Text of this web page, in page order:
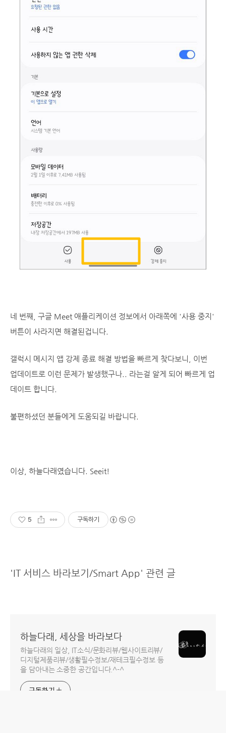
네 번째, 구글 Meet 애플리케이션 정보에서 아래쪽에 '사용 중지'
버튼이 사라지면 해결된겁니다.
갤럭시 메시지 앱 강제 종료 해결 방법을 빠르게 찾다보니, 이번
업데이트로 이런 문제가 발생했구나.. 라는걸 알게 되어 빠르게 업
데이트 합니다.
불편하셨던 분들에게 도움되길 바랍니다.
이상, 하늘다래였습니다. Seeit!
5 구독하기
'IT 서비스 바라보기/Smart App' 관련 글
하늘다래, 세상을 바라보다
하늘다래의 일상, IT소식/문화리뷰/웹사이트리뷰/
디지털제품리뷰/생활필수정보/재테크필수정보 등
을 담아내는 소중한 공간입니다.^-^
구독하기